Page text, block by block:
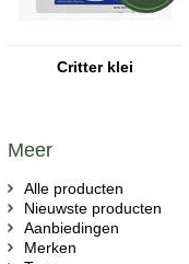
Critter klei
Meer
Alle producten
Nieuwste producten
Aanbiedingen
Merken